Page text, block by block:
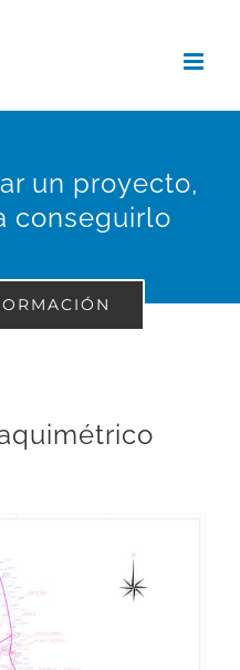
un proyecto,
conseguirlo